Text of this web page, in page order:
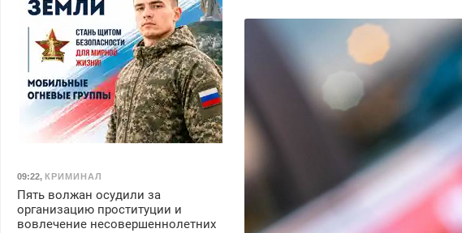
09:22, КРИМИНАЛ
Пять волжан осудили за
организацию проституции и
вовлечение несовершеннолетних